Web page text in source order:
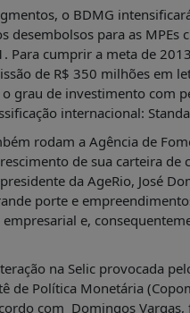
o BDMG
desembolsos para as
Para cumprir a meta de
de R$ 350 milhões em
grau de investimento com
internacional:
rodam a Agência de
de sua carteira
da AgeRio, José
porte e
empresarial e,
na Selic provocada
de Política Monetária
com Domingos